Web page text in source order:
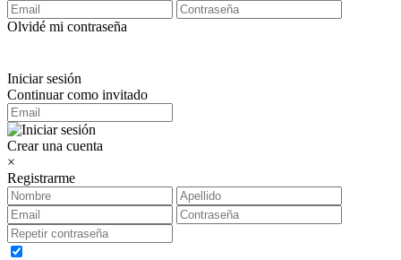
Olvidé mi contraseña
Iniciar sesión
Continuar como invitado
Crear una cuenta
×
Registrarme